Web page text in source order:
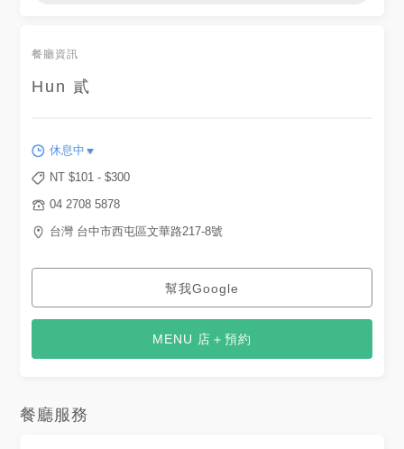
餐廳資訊
Hun 貳
休息中
NT $101 - $300
04 2708 5878
台灣 台中市西屯區文華路217-8號
幫我Google
MENU 店＋預約
餐廳服務